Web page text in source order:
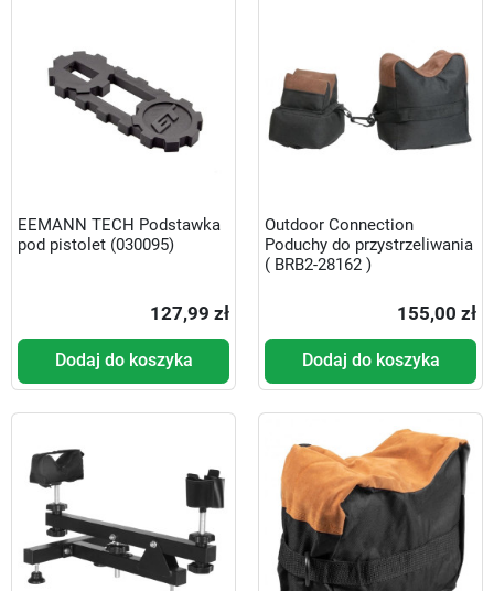
EEMANN TECH Podstawka
pod pistolet (030095)
127,99 zł
Dodaj do koszyka
Outdoor Connection
Poduchy do przystrzeliwania
( BRB2-28162 )
155,00 zł
Dodaj do koszyka